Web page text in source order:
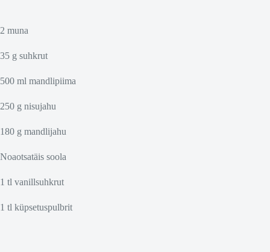
2 muna
35 g suhkrut
500 ml mandlipiima
250 g nisujahu
180 g mandlijahu
Noaotsatäis soola
1 tl vanillsuhkrut
1 tl küpsetuspulbrit